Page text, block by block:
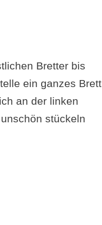
Bretter bis
ein ganzes Brett
an der linken
stückeln